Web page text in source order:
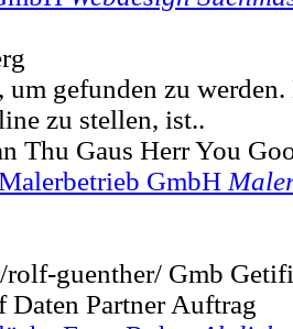
gefunden zu
zu stellen, ist..
Thu Gaus Herr You
GmbH
guenther/ Gmb
Partner Auftrag